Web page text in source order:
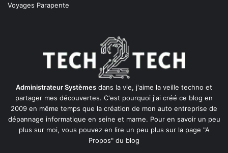
Voyages Parapente
Administrateur Systèmes dans la vie, j'aime la veille techno et
partager mes découvertes. C'est pourquoi j'ai créé ce blog en
2009 en même temps que la création de mon auto entreprise de
dépannage informatique en seine et marne. Pour en savoir un peu
plus sur moi, vous pouvez en lire un peu plus sur la page "A
Propos" du blog